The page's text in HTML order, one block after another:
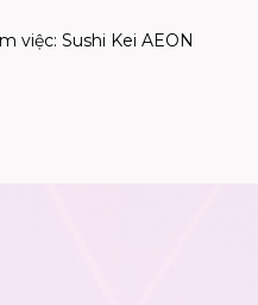
việc: Sushi Kei AEON